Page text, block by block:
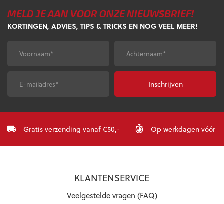
Deze
optie
worden
productpagina
optie
kan
op
de
productpagina
MELD JE AAN VOOR ONZE NIEUWSBRIEF!
KORTINGEN, ADVIES, TIPS & TRICKS EN NOG VEEL MEER!
Voornaam* Achternaam*
Gratis verzending vanaf €50,- Op werkdagen vóór
KLANTENSERVICE
Veelgestelde vragen (FAQ)